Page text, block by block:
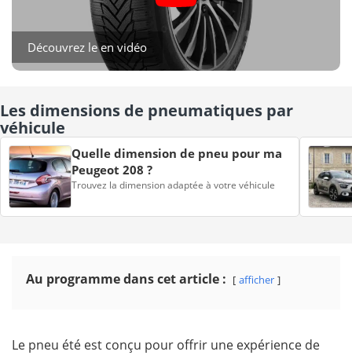
Découvrez le en vidéo
Les dimensions de pneumatiques par
véhicule
Quelle dimension de pneu pour ma
Peugeot 208 ?
Trouvez la dimension adaptée à votre véhicule
Au programme dans cet article : afficher
Le pneu été est conçu pour offrir une expérience de